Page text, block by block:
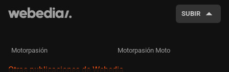
SUBIR
Motorpasión Motorpasión Moto
Otras publicaciones de Webedia